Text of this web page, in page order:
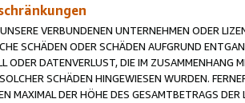
VERBUNDENEN UNTERNEHMEN ODER
SCHÄDEN ODER SCHÄDEN AUFGRUND
ODER DATENVERLUST, DIE IM ZUSAMMENHANG
SCHÄDEN HINGEWIESEN WURDEN.
MAXIMAL DER HÖHE DES GESAMTBETRAGS